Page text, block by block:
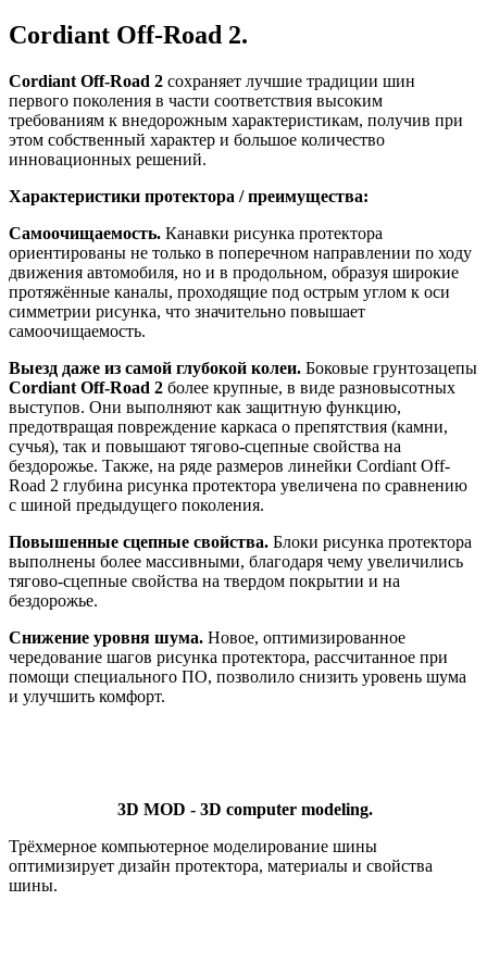
Cordiant Off-Road 2.
Cordiant Off-Road 2 сохраняет лучшие традиции шин
первого поколения в части соответствия высоким
требованиям к внедорожным характеристикам, получив при
этом собственный характер и большое количество
инновационных решений.
Характеристики протектора / преимущества:
Самоочищаемость. Канавки рисунка протектора
ориентированы не только в поперечном направлении по ходу
движения автомобиля, но и в продольном, образуя широкие
протяжённые каналы, проходящие под острым углом к оси
симметрии рисунка, что значительно повышает
самоочищаемость.
Выезд даже из самой глубокой колеи. Боковые грунтозацепы
Cordiant Off-Road 2 более крупные, в виде разновысотных
выступов. Они выполняют как защитную функцию,
предотвращая повреждение каркаса о препятствия (камни,
сучья), так и повышают тягово-сцепные свойства на
бездорожье. Также, на ряде размеров линейки Cordiant Off-
Road 2 глубина рисунка протектора увеличена по сравнению
с шиной предыдущего поколения.
Повышенные сцепные свойства. Блоки рисунка протектора
выполнены более массивными, благодаря чему увеличились
тягово-сцепные свойства на твердом покрытии и на
бездорожье.
Снижение уровня шума. Новое, оптимизированное
чередование шагов рисунка протектора, рассчитанное при
помощи специального ПО, позволило снизить уровень шума
и улучшить комфорт.
3D MOD - 3D computer modeling.
Трёхмерное компьютерное моделирование шины
оптимизирует дизайн протектора, материалы и свойства
шины.